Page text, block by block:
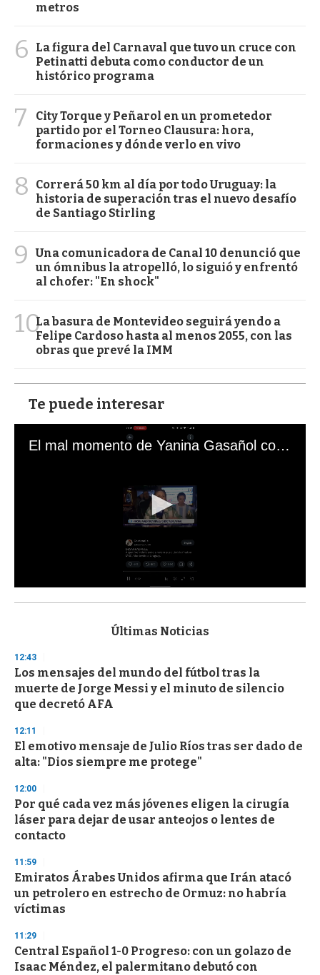
metros
6
La figura del Carnaval que tuvo un cruce con
Petinatti debuta como conductor de un
histórico programa
7
City Torque y Peñarol en un prometedor
partido por el Torneo Clausura: hora,
formaciones y dónde verlo en vivo
8
Correrá 50 km al día por todo Uruguay: la
historia de superación tras el nuevo desafío
de Santiago Stirling
9
Una comunicadora de Canal 10 denunció que
un ómnibus la atropelló, lo siguió y enfrentó
al chofer: "En shock"
10La basura de Montevideo seguirá yendo a
Felipe Cardoso hasta al menos 2055, con las
obras que prevé la IMM
Te puede interesar
El mal momento de Yanina Gasañol con un hincha argentino en "Subrayado"
s
d
s
o
f
3
s
e
c
o
d
s
Últimas Noticias
12:43
Los mensajes del mundo del fútbol tras la
muerte de Jorge Messi y el minuto de silencio
que decretó AFA
12:11
El emotivo mensaje de Julio Ríos tras ser dado de
alta: "Dios siempre me protege"
12:00
Por qué cada vez más jóvenes eligen la cirugía
láser para dejar de usar anteojos o lentes de
contacto
11:59
Emiratos Árabes Unidos afirma que Irán atacó
un petrolero en estrecho de Ormuz: no habría
víctimas
11:29
Central Español 1-0 Progreso: con un golazo de
Isaac Méndez, el palermitano debutó con